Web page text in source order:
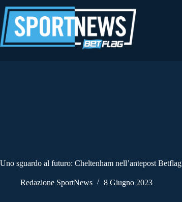
al
contenuto
Uno sguardo al futuro: Cheltenham nell’antepost Betflag
Redazione SportNews 8 Giugno 2023